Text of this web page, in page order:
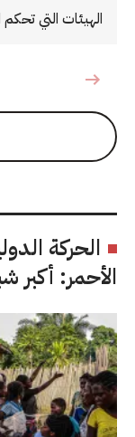
الهيئات التي تحكم
الحركة
الأحمر: أكبر